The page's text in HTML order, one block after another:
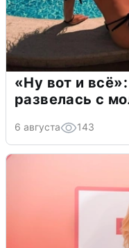
«Ну вот и
развелась с
6 августа 143